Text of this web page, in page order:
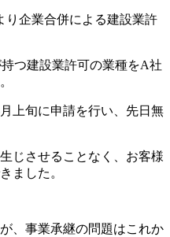
り企業合併による建設業許
つ建設業許可の業種をA社
上旬に申請を行い、先日無
じさせることなく、お客様
ました。
、事業承継の問題はこれか